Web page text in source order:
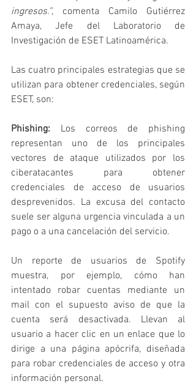
ingresos.”, comenta Camilo Gutiérrez
Amaya, Jefe del Laboratorio de
Investigación de ESET Latinoamérica.
Las cuatro principales estrategias que se
utilizan para obtener credenciales, según
ESET, son:
Phishing: Los correos de phishing
representan uno de los principales
vectores de ataque utilizados por los
ciberatacantes para obtener
credenciales de acceso de usuarios
desprevenidos. La excusa del contacto
suele ser alguna urgencia vinculada a un
pago o a una cancelación del servicio.
Un reporte de usuarios de Spotify
muestra, por ejemplo, cómo han
intentado robar cuentas mediante un
mail con el supuesto aviso de que la
cuenta será desactivada. Llevan al
usuario a hacer clic en un enlace que lo
dirige a una página apócrifa, diseñada
para robar credenciales de acceso y otra
información personal.